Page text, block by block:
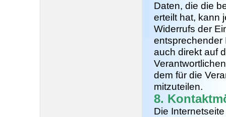
Daten, die die
erteilt hat, kann
Widerrufs der
entsprechender
auch direkt auf
dem für die
mitzuteilen.
8.
Die